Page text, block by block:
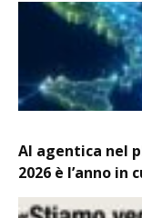
AI agentica nel
2026 è l’anno in